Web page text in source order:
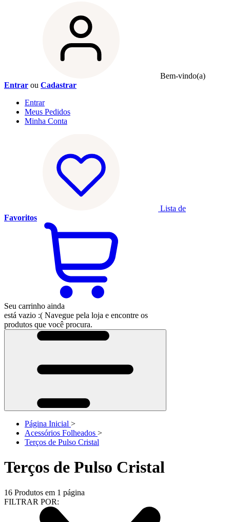
Bem-vindo(a)
Entrar ou Cadastrar
Entrar
Meus Pedidos
Minha Conta
Lista de
Favoritos
Seu carrinho ainda
está vazio :( Navegue pela loja e encontre os
produtos que você procura.
Página Inicial >
Acessórios Folheados >
Terços de Pulso Cristal
Terços de Pulso Cristal
16 Produtos em 1 página
FILTRAR POR: